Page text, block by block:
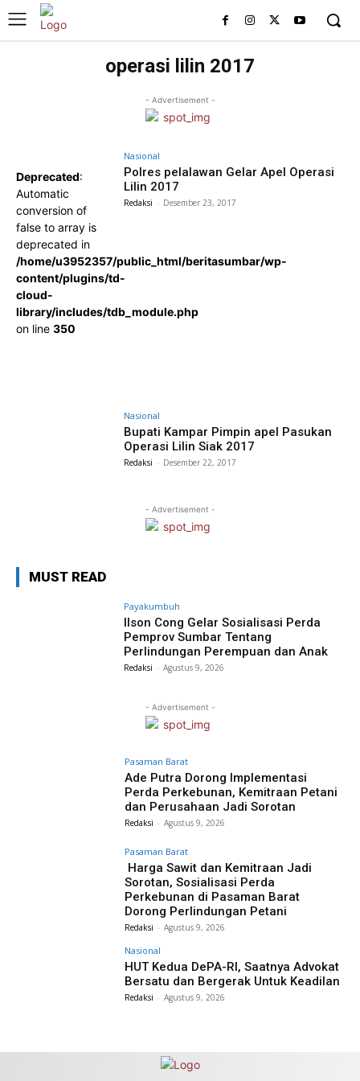
operasi lilin 2017
- Advertisement -
Deprecated:
Automatic
conversion of
false to array is
deprecated in
/home/u3952357/public_html/beritasumbar/wp-
content/plugins/td-
cloud-
library/includes/tdb_module.php
on line 350
Nasional
Polres pelalawan Gelar Apel Operasi
Lilin 2017
Redaksi - Desember 23, 2017
Nasional
Bupati Kampar Pimpin apel Pasukan
Operasi Lilin Siak 2017
Redaksi - Desember 22, 2017
- Advertisement -
MUST READ
Payakumbuh
Ilson Cong Gelar Sosialisasi Perda
Pemprov Sumbar Tentang
Perlindungan Perempuan dan Anak
Redaksi - Agustus 9, 2026
- Advertisement -
Pasaman Barat
Ade Putra Dorong Implementasi
Perda Perkebunan, Kemitraan Petani
dan Perusahaan Jadi Sorotan
Redaksi - Agustus 9, 2026
Pasaman Barat
Harga Sawit dan Kemitraan Jadi
Sorotan, Sosialisasi Perda
Perkebunan di Pasaman Barat
Dorong Perlindungan Petani
Redaksi - Agustus 9, 2026
Nasional
HUT Kedua DePA-RI, Saatnya Advokat
Bersatu dan Bergerak Untuk Keadilan
Redaksi - Agustus 9, 2026